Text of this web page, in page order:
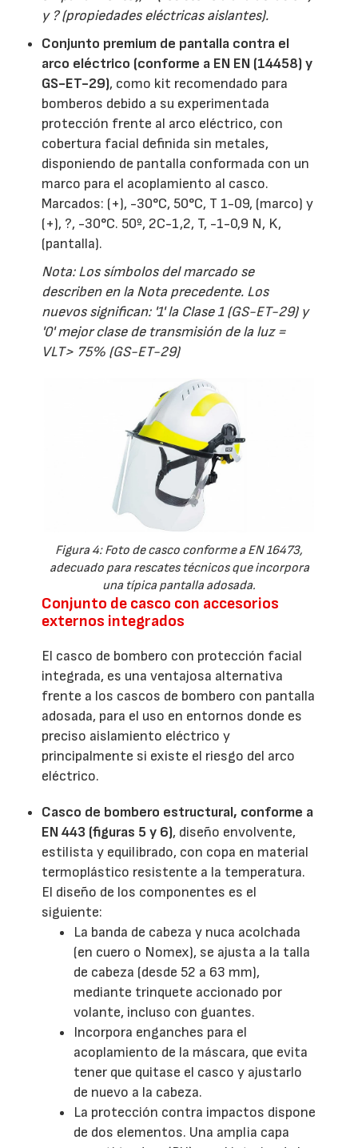
y ? (propiedades eléctricas aislantes).
Conjunto premium de pantalla contra el
arco eléctrico (conforme a EN EN (14458) y
GS-ET-29), como kit recomendado para
bomberos debido a su experimentada
protección frente al arco eléctrico, con
cobertura facial definida sin metales,
disponiendo de pantalla conformada con un
marco para el acoplamiento al casco.
Marcados: (+), -30°C, 50°C, T 1-09, (marco) y
(+), ?, -30°C. 50º, 2C-1,2, T, -1-0,9 N, K,
(pantalla).
Nota: Los símbolos del marcado se
describen en la Nota precedente. Los
nuevos significan: '1' la Clase 1 (GS-ET-29) y
'0' mejor clase de transmisión de la luz =
VLT> 75% (GS-ET-29)
Figura 4: Foto de casco conforme a EN 16473,
adecuado para rescates técnicos que incorpora
una típica pantalla adosada.
Conjunto de casco con accesorios
externos integrados
El casco de bombero con protección facial
integrada, es una ventajosa alternativa
frente a los cascos de bombero con pantalla
adosada, para el uso en entornos donde es
preciso aislamiento eléctrico y
principalmente si existe el riesgo del arco
eléctrico.
Casco de bombero estructural, conforme a
EN 443 (figuras 5 y 6), diseño envolvente,
estilista y equilibrado, con copa en material
termoplástico resistente a la temperatura.
El diseño de los componentes es el
siguiente:
La banda de cabeza y nuca acolchada
(en cuero o Nomex), se ajusta a la talla
de cabeza (desde 52 a 63 mm),
mediante trinquete accionado por
volante, incluso con guantes.
Incorpora enganches para el
acoplamiento de la máscara, que evita
tener que quitase el casco y ajustarlo
de nuevo a la cabeza.
La protección contra impactos dispone
de dos elementos. Una amplia capa